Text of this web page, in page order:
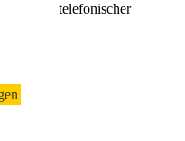
telefonischer